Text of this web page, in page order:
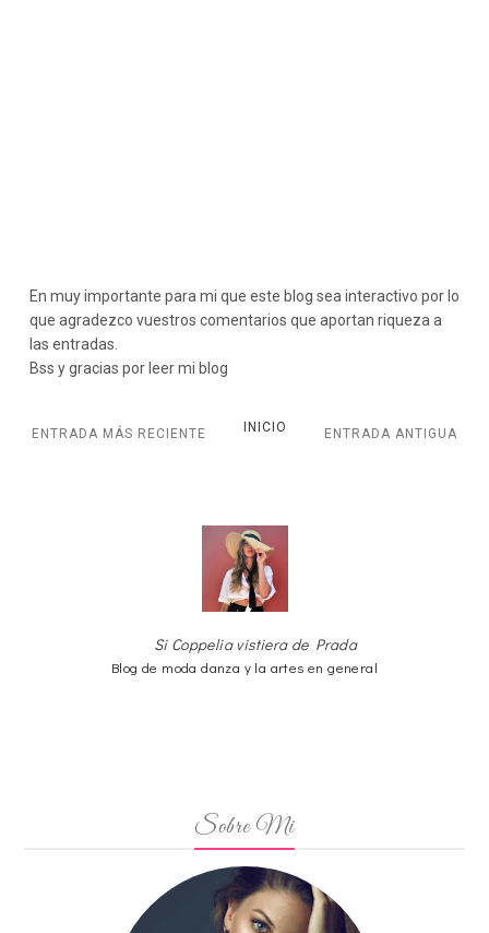
En muy importante para mi que este blog sea interactivo por lo
que agradezco vuestros comentarios que aportan riqueza a
las entradas.
Bss y gracias por leer mi blog
ENTRADA MÁS RECIENTE ENTRADA ANTIGUA
INICIO
Si Coppelia vistiera de Prada
Blog de moda danza y la artes en general
Sobre Mi